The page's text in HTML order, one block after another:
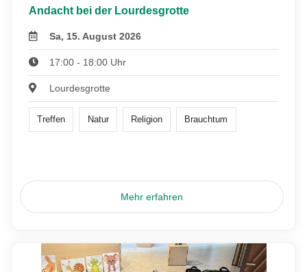
Andacht bei der Lourdesgrotte
Sa, 15. August 2026
17:00 - 18:00 Uhr
Lourdesgrotte
Treffen Natur Religion Brauchtum
Mehr erfahren